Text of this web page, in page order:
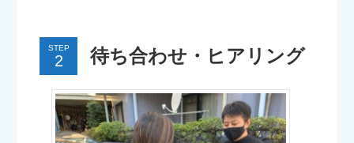
STEP 待ち合わせ・ヒアリング